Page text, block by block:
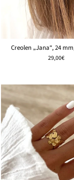
Creolen „Jana“, 24
29,00€